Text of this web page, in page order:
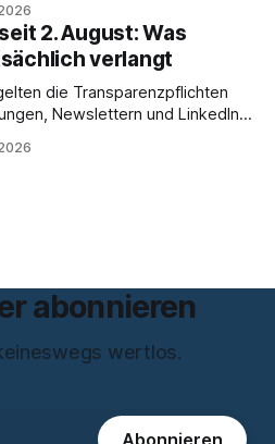
bei eBay und hat
promoviert. Das Gespräch ist
Kurzinterviews zum Thema
2. August: Was
verlangt
die Transparenzpflichten
Newslettern und LinkedIn-
müsse alles gekennzeichnet
abonnieren
wertlos.